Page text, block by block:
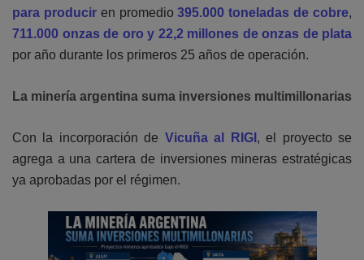
para produciren promedio395.000 toneladas de cobre,
711.000 onzas de oro y 22,2 millones de onzas de plata
por año durante los primeros 25 años de operación.
La minería argentina suma inversiones multimillonarias
Con la incorporación de Vicuña al RIGI , el proyecto se
agrega a una cartera de inversiones mineras estratégicas
ya aprobadas por el régimen.